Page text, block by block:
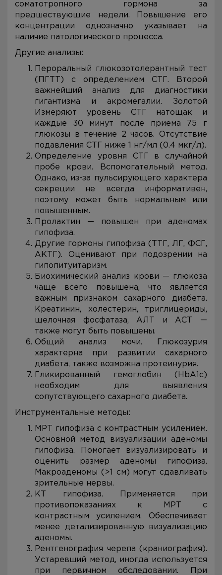
соматотропного гормона за
предшествующие недели. Повышение его
концентрации однозначно указывает на
наличие патологического процесса.
Другие анализы:
Пероральный глюкозотолерантный тест
(ПГТТ) с определением СТГ. Второй
важнейший анализ для диагностики
гигантизма и акромегалии. Золотой
Измеряют уровень СТГ натощак и
каждые 30 минут после приема 75 г
глюкозы в течение 2 часов. Отсутствие
подавления СТГ ниже 1 нг/мл (0.4 мкг/л).
Определение уровня СТГ в случайной
пробе крови. Вспомогательный метод.
Однако, из-за пульсирующего характера
секреции не всегда информативен,
поэтому может быть нормальным или
повышенным.
Пролактин — повышен при аденомах
гипофиза.
Другие гормоны гипофиза (ТТГ, ЛГ, ФСГ,
АКТГ). Оценивают при подозрении на
гипопитуитаризм.
Биохимический анализ крови — глюкоза
чаще всего повышена, что является
важным признаком сахарного диабета.
Креатинин, холестерин, триглицериды,
щелочная фосфатаза, АЛТ и АСТ —
также могут быть повышены.
Общий анализ мочи. Глюкозурия
характерна при развитии сахарного
диабета, также возможна протеинурия.
Гликированный гемоглобин (HbA1c)
необходим для выявления
сопутствующего сахарного диабета.
Инструментальные методы:
МРТ гипофиза с контрастным усилением.
Основной метод визуализации аденомы
гипофиза. Помогает визуализировать и
оценить размер аденомы гипофиза.
Макроаденомы (>1 см) могут сдавливать
зрительные нервы.
КТ гипофиза. Применяется при
противопоказаниях к МРТ с
контрастным усилением. Обеспечивает
менее детализированную визуализацию
аденомы.
Рентгенография черепа (краниография).
Устаревший метод, иногда используется
при первичном обследовании. При